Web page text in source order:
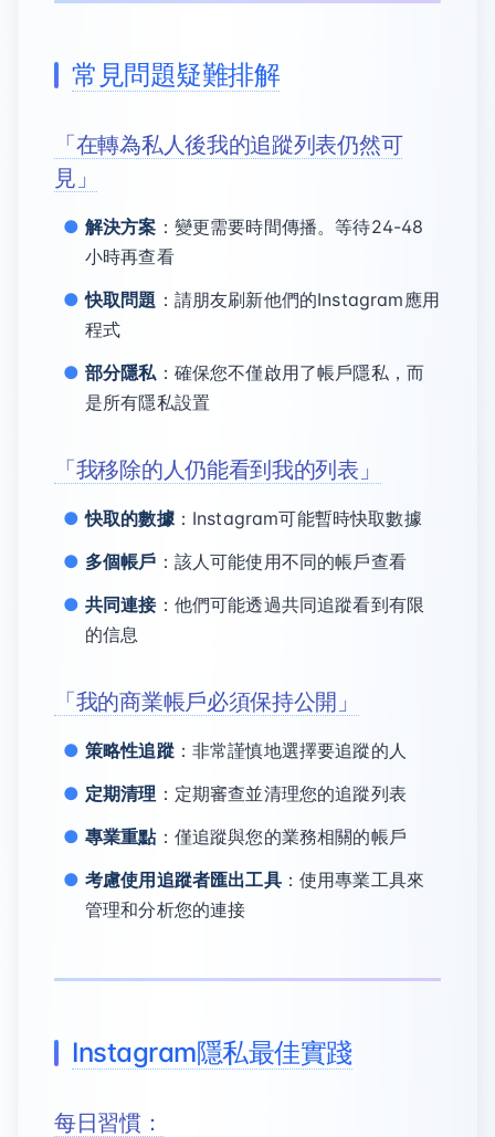
常見問題疑難排解
「在轉為私人後我的追蹤列表仍然可
見」
解決方案 ：變更需要時間傳播。等待24-48
小時再查看
快取問題 ：請朋友刷新他們的Instagram應用
程式
部分隱私：確保您不僅啟用了帳戶隱私，而
是所有隱私設置
「我移除的人仍能看到我的列表」
快取的數據：Instagram可能暫時快取數據
多個帳戶 ：該人可能使用不同的帳戶查看
共同連接：他們可能透過共同追蹤看到有限
的信息
「我的商業帳戶必須保持公開」
策略性追蹤：非常謹慎地選擇要追蹤的人
定期清理 ：定期審查並清理您的追蹤列表
專業重點：僅追蹤與您的業務相關的帳戶
考慮使用追蹤者匯出工具：使用專業工具來
管理和分析您的連接
Instagram隱私最佳實踐
每日習慣：